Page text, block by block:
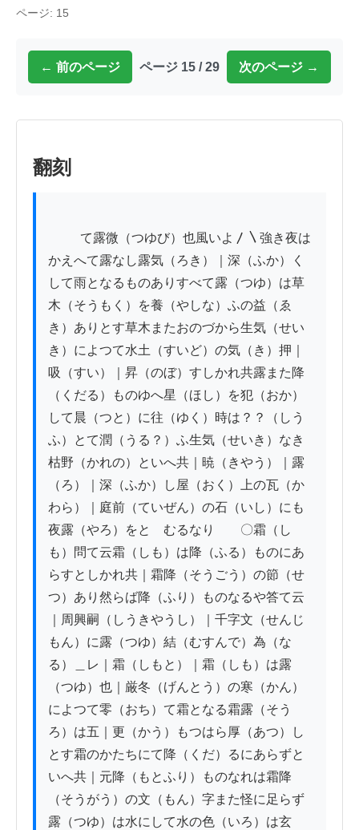
ページ: 15
← 前のページ ページ 15 / 29 次のページ →
翻刻
かえへて露なし露気（ろき）｜深（ふか）く
して雨となるものありすべて露（つゆ）は草
木（そうもく）を養（やしな）ふの益（ゑ
き）ありとす草木またおのづから生気（せい
き）によつて水土（すいど）の気（き）押｜
吸（すい）｜昇（のぼ）すしかれ共露また降
（くだる）ものゆへ星（ほし）を犯（おか）
して晨（つと）に往（ゆく）時は？？（しう
ふ）とて潤（うる？）ふ生気（せいき）なき
枯野（かれの）といへ共｜暁（きやう）｜露
（ろ）｜深（ふか）し屋（おく）上の瓦（か
わら）｜庭前（ていぜん）の石（いし）にも
夜露（やろ）をとゝむるなり　　〇霜（し
も）問て云霜（しも）は降（ふる）ものにあ
らすとしかれ共｜霜降（そうごう）の節（せ
つ）あり然らば降（ふり）ものなるや答て云
｜周興嗣（しうきやうし）｜千字文（せんじ
もん）に露（つゆ）結（むすんで）為（な
る）＿レ｜霜（しもと）｜霜（しも）は露
（つゆ）也｜厳冬（げんとう）の寒（かん）
によつて零（おち）て霜となる霜露（そう
ろ）は五｜更（かう）もつはら厚（あつ）し
とす霜のかたちにて降（くだ）るにあらずと
いへ共｜元降（もとふり）ものなれは霜降
（そうがう）の文（もん）字また怪に足らず
露（つゆ）は水にして水の色（いろ）は玄